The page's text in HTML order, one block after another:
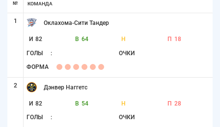
№ КОМАНДА
1 Оклахома-Сити Тандер
И 82 В 64 Н П 18
ГОЛЫ : ОЧКИ
ФОРМА
2 Дэнвер Наггетс
И 82 В 54 Н П 28
ГОЛЫ : ОЧКИ